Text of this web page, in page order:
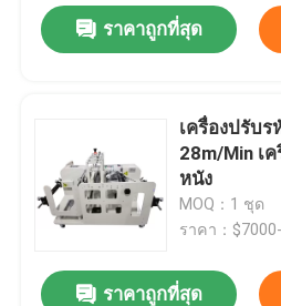
เครื่องเพจจิ้ง
เครื่องพิมพ์หมึก
ราคาถูกที่สุด
เครื่องปรับ
28m/Min เ
หนัง
MOQ：1 ชุด
ราคา：
ราคาถูกที่สุด